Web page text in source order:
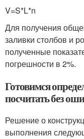
V=S*L*n
Для получения
заливки столбов и
полученные
погрешности в 2%.
Готовимся
посчитать без
Решение о
выполнения